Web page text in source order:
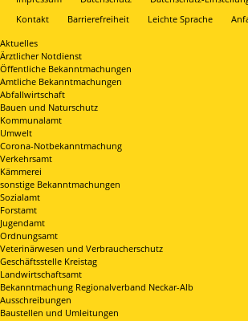
Kontakt
Barrierefreiheit Leichte Sprache
Aktuelles
Ärztlicher Notdienst
Öffentliche Bekanntmachungen
Amtliche Bekanntmachungen
Abfallwirtschaft
Bauen und Naturschutz
Kommunalamt
Umwelt
Corona-Notbekanntmachung
Verkehrsamt
Kämmerei
sonstige Bekanntmachungen
Sozialamt
Forstamt
Jugendamt
Ordnungsamt
Veterinärwesen und Verbraucherschutz
Geschäftsstelle Kreistag
Landwirtschaftsamt
Bekanntmachung Regionalverband Neckar-Alb
Ausschreibungen
Baustellen und Umleitungen